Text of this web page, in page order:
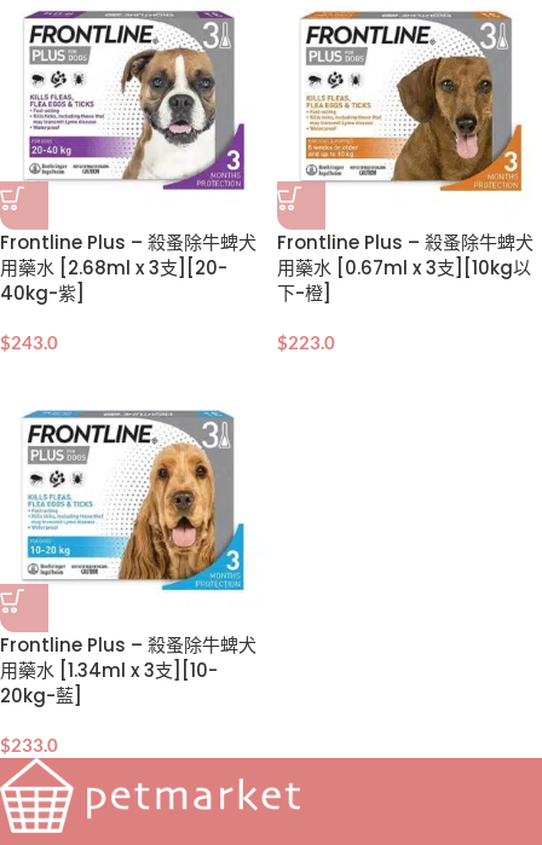
Frontline Plus – 殺蚤除牛蜱犬
用藥水 [2.68ml x 3支][20-
40kg-紫]
$243.0
Frontline Plus – 殺蚤除牛蜱犬
用藥水 [0.67ml x 3支][10kg以
下-橙]
$223.0
Frontline Plus – 殺蚤除牛蜱犬
用藥水 [1.34ml x 3支][10-
20kg-藍]
$233.0